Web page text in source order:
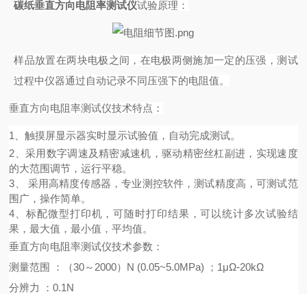
碳纸垂直方向电阻率测试仪试验原理：
样品放置在两块电极之间，在电极两侧施加一定的压强，测试
过程中仪器通过自动记录不同压强下的电阻值。
垂直方向电阻率测试仪技术特点：
1 、触摸屏显示器实时显示试验值， 自动完成测试。
2 、采用数字调速及精密减速机，驱动精密丝杠副进，实现速度
的大范围调节，运行平稳。
3
采用高精度传感器 ，专业测控软件，测试精度高，可测试范
围广，操作简单。
4、标配微型打印机，可随时打印结果，可以统计多次试验结
果，最大值，最小值，平均值。
垂直方向电阻率测试仪技术参数：
测量范围
：（30～ 2000）N (0.05~5.0MPa) ； 1μΩ-20kΩ
分辨力
：0.1N